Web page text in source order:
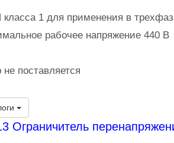
1 для применения в
рабочее напряжение 440 В
не поставляется
Ограничитель